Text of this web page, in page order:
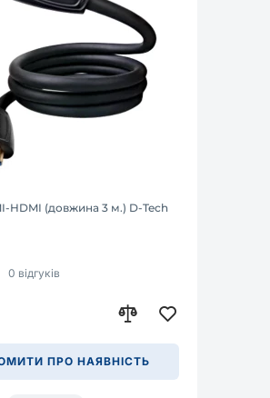
HDMI (довжина 3 м.) D-Tech
0 відгуків
ПРО НАЯВНІСТЬ